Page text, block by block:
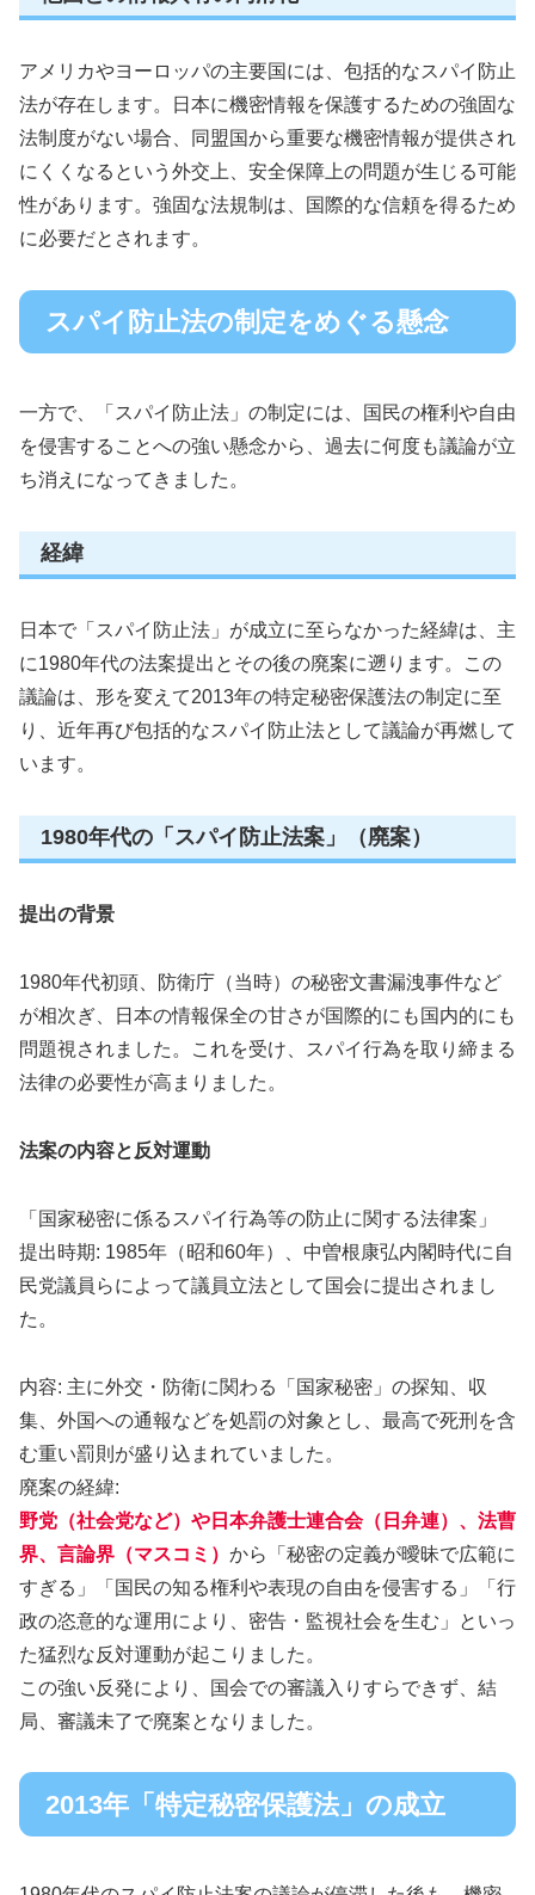
アメリカやヨーロッパの主要国には、包括的なスパイ防止
法が存在します。日本に機密情報を保護するための強固な
法制度がない場合、同盟国から重要な機密情報が提供され
にくくなるという外交上、安全保障上の問題が生じる可能
性があります。強固な法規制は、国際的な信頼を得るため
に必要だとされます。
スパイ防止法の制定をめぐる懸念
一方で、「スパイ防止法」の制定には、国民の権利や自由
を侵害することへの強い懸念から、過去に何度も議論が立
ち消えになってきました。
経緯
日本で「スパイ防止法」が成立に至らなかった経緯は、主
に1980年代の法案提出とその後の廃案に遡ります。この
議論は、形を変えて2013年の特定秘密保護法の制定に至
り、近年再び包括的なスパイ防止法として議論が再燃して
います。
1980年代の「スパイ防止法案」（廃案）
提出の背景
1980年代初頭、防衛庁（当時）の秘密文書漏洩事件など
が相次ぎ、日本の情報保全の甘さが国際的にも国内的にも
問題視されました。これを受け、スパイ行為を取り締まる
法律の必要性が高まりました。
法案の内容と反対運動
「国家秘密に係るスパイ行為等の防止に関する法律案」
提出時期: 1985年（昭和60年）、中曽根康弘内閣時代に自
民党議員らによって議員立法として国会に提出されまし
た。
内容: 主に外交・防衛に関わる「国家秘密」の探知、収
集、外国への通報などを処罰の対象とし、最高で死刑を含
む重い罰則が盛り込まれていました。
廃案の経緯:
野党（社会党など）や日本弁護士連合会（日弁連）、法曹
界、言論界 （マスコミ） から「秘密の定義が曖昧で広範に
すぎる」「国民の知る権利や表現の自由を侵害する」「行
政の恣意的な運用により、密告・監視社会を生む」といっ
た猛烈な反対運動が起こりました。
この強い反発により、国会での審議入りすらできず、結
局、審議未了で廃案となりました。
2013年「特定秘密保護法」の成立